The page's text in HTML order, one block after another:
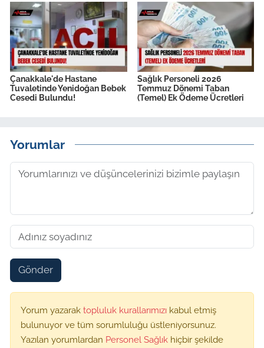
Çanakkale'de Hastane
Tuvaletinde Yenidoğan Bebek
Cesedi Bulundu!
Sağlık Personeli 2026
Temmuz Dönemi Taban
(Temel) Ek Ödeme Ücretleri
Yorumlar
Gönder
Yorum yazarak topluluk kurallarımızı kabul etmiş
bulunuyor ve tüm sorumluluğu üstleniyorsunuz.
Yazılan yorumlardan Personel Sağlık hiçbir şekilde